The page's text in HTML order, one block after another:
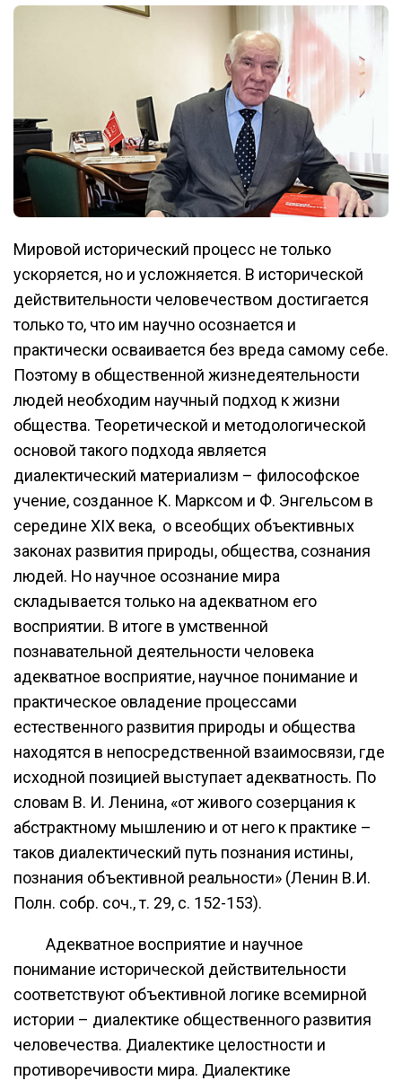
Мировой исторический процесс не только
ускоряется, но и усложняется. В исторической
действительности человечеством достигается
только то, что им научно осознается и
практически осваивается без вреда самому себе.
Поэтому в общественной жизнедеятельности
людей необходим научный подход к жизни
общества. Теоретической и методологической
основой такого подхода является
диалектический материализм – философское
учение, созданное К. Марксом и Ф. Энгельсом в
середине XIX века, о всеобщих объективных
законах развития природы, общества, сознания
людей. Но научное осознание мира
складывается только на адекватном его
восприятии. В итоге в умственной
познавательной деятельности человека
адекватное восприятие, научное понимание и
практическое овладение процессами
естественного развития природы и общества
находятся в непосредственной взаимосвязи, где
исходной позицией выступает адекватность. По
словам В. И. Ленина, «от живого созерцания к
абстрактному мышлению и от него к практике –
таков диалектический путь познания истины,
познания объективной реальности» (Ленин В.И.
Полн. собр. соч., т. 29, с. 152-153).
Адекватное восприятие и научное
понимание исторической действительности
соответствуют объективной логике всемирной
истории – диалектике общественного развития
человечества. Диалектике целостности и
противоречивости мира. Диалектике